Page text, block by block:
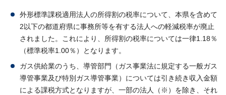
外形標準課税適用法人の所得割の税率について、本県を含めて
2以下の都道府県に事務所等を有する法人への軽減税率が廃止
されました。これにより、所得割の税率については一律1.18％
（標準税率1.00％）となります。
ガス供給業のうち、導管部門（ガス事業法に規定する一般ガス
導管事業及び特別ガス導管事業）については引き続き収入金額
による課税方式となりますが、一部の法人（※）を除き、それ